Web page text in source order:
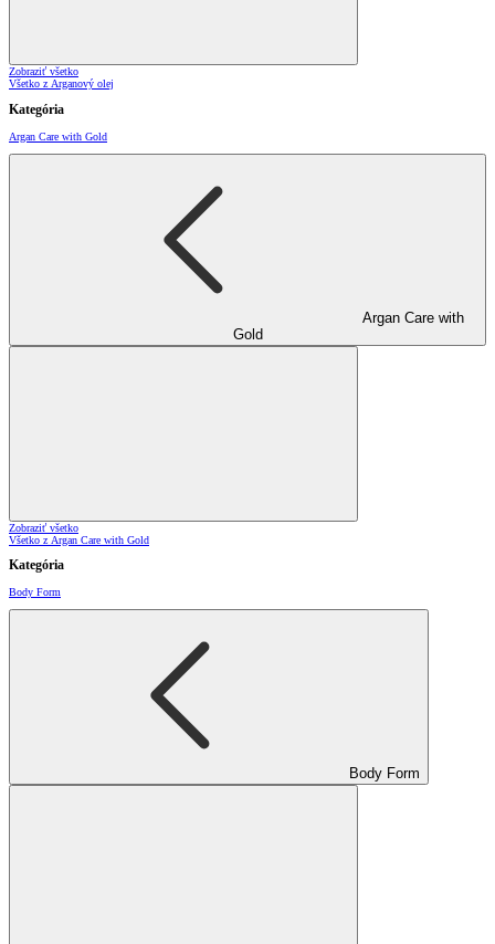
Zobraziť všetko
Všetko z Arganový olej
Kategória
Argan Care with Gold
Argan Care with
Gold
Zobraziť všetko
Všetko z Argan Care with Gold
Kategória
Body Form
Body Form